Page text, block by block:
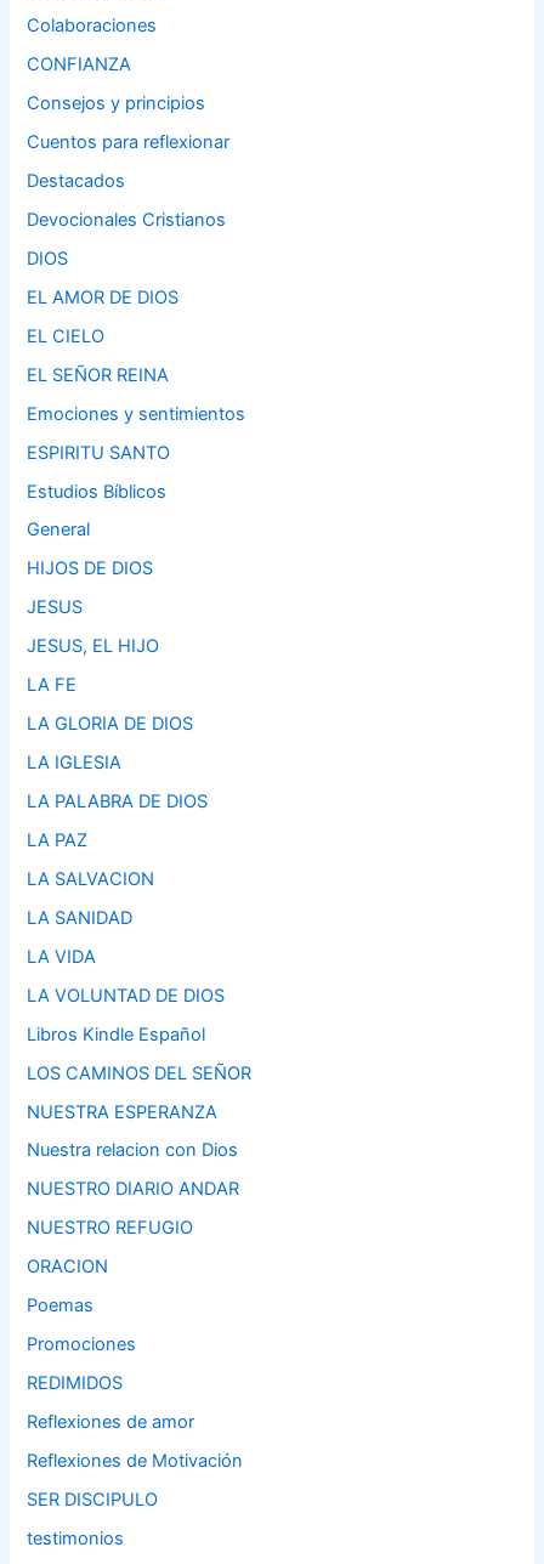
Colaboraciones
CONFIANZA
Consejos y principios
Cuentos para reflexionar
Destacados
Devocionales Cristianos
DIOS
EL AMOR DE DIOS
EL CIELO
EL SEÑOR REINA
Emociones y sentimientos
ESPIRITU SANTO
Estudios Bíblicos
General
HIJOS DE DIOS
JESUS
JESUS, EL HIJO
LA FE
LA GLORIA DE DIOS
LA IGLESIA
LA PALABRA DE DIOS
LA PAZ
LA SALVACION
LA SANIDAD
LA VIDA
LA VOLUNTAD DE DIOS
Libros Kindle Español
LOS CAMINOS DEL SEÑOR
NUESTRA ESPERANZA
Nuestra relacion con Dios
NUESTRO DIARIO ANDAR
NUESTRO REFUGIO
ORACION
Poemas
Promociones
REDIMIDOS
Reflexiones de amor
Reflexiones de Motivación
SER DISCIPULO
testimonios